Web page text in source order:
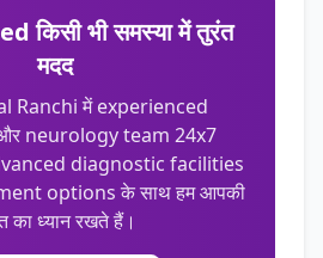
किसी भी समस्या में तुरंत
मदद
Ranchi में experienced
neurology team 24x7
diagnostic facilities
options के साथ हम आपकी
का ध्यान रखते हैं।